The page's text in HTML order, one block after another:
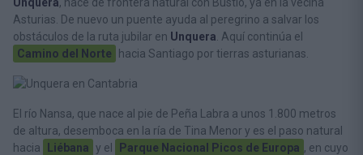
Asturias. De nuevo un puente ayuda al peregrino a salvar los
obstáculos de la ruta jubilar en Unquera . Aquí continúa el
Camino del Norte
hacia Santiago por tierras asturianas.
El río Nansa, que nace al pie de Peña Labra a unos 1.800 metros
de altura, desemboca en la ría de Tina Menor y es el paso natural
hacia
Liébana y el Parque Nacional Picos de Europa , en cuyo